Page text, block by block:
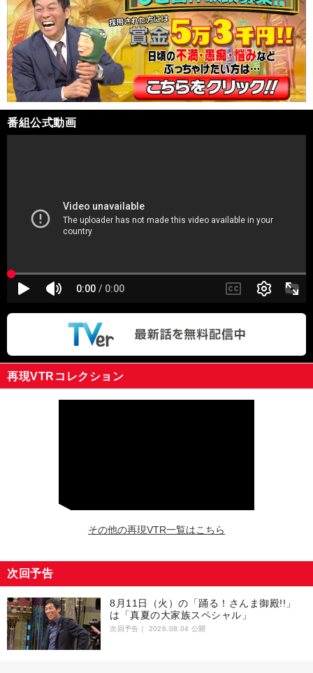
番組公式動画
再現VTRコレクション
その他の再現VTR一覧はこちら
次回予告
8月11日（火）の「踊る！さんま御殿!!」
は「真夏の大家族スペシャル」
次回予告｜ 2026.08.04 公開